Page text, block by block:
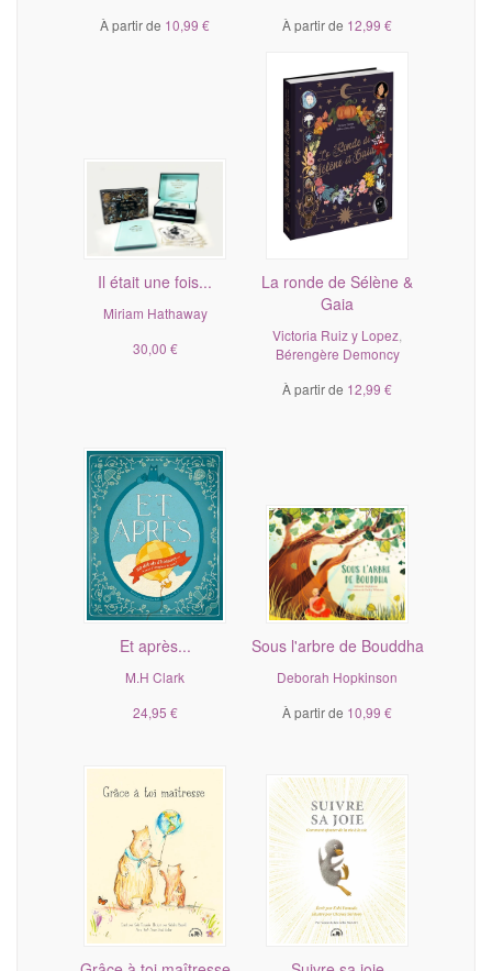
À partir de 10,99 €
À partir de 12,99 €
Il était une fois...
Miriam Hathaway
30,00 €
La ronde de Sélène &
Gaia
Victoria Ruiz y Lopez
Bérengère Demoncy
À partir de 12,99 €
Et après...
M.H Clark
24,95 €
Sous l'arbre de Bouddha
Deborah Hopkinson
À partir de 10,99 €